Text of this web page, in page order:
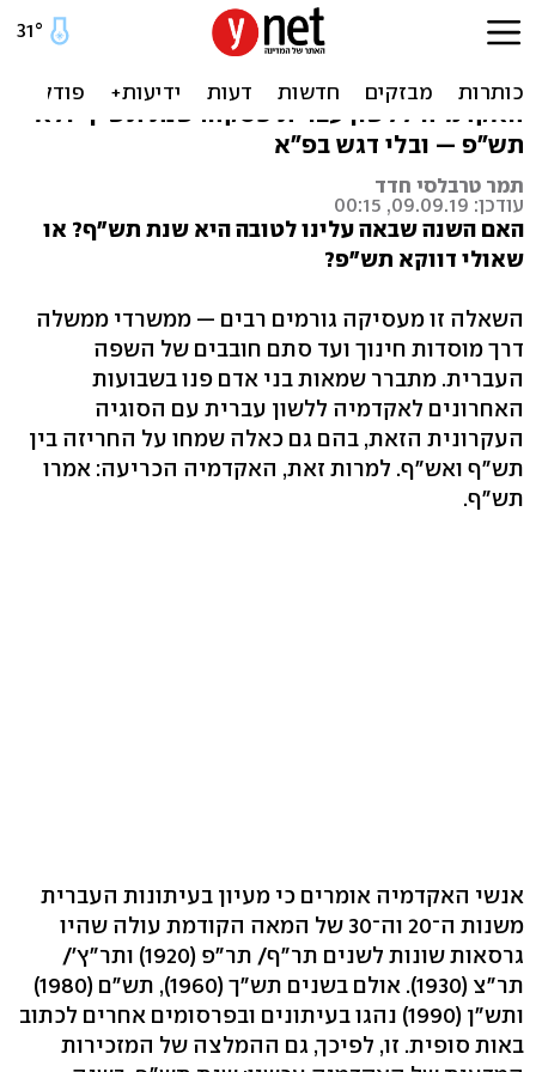
סופית: שנת תש"ף
אחרי שקיבלה מאות פניות בשבועות האחרונים,
האקדמיה ללשון עברית פסקה: שנת תש"ף ולא
תש"פ — ובלי דגש בפ"א
תמר טרבלסי חדד
עודכן: 09.09.19, 00:15
האם השנה שבאה עלינו לטובה היא שנת תש"ף? או
שאולי דווקא תש"פ?
השאלה זו מעסיקה גורמים רבים — ממשרדי ממשלה
דרך מוסדות חינוך ועד סתם חובבים של השפה
העברית. מתברר שמאות בני אדם פנו בשבועות
האחרונים לאקדמיה ללשון עברית עם הסוגיה
העקרונית הזאת, בהם גם כאלה שמחו על החריזה בין
תש"ף ואש"ף. למרות זאת, האקדמיה הכריעה: אמרו
תש"ף.
אנשי האקדמיה אומרים כי מעיון בעיתונות העברית
משנות ה־20 וה־30 של המאה הקודמת עולה שהיו
גרסאות שונות לשנים תר"ף/ תר"פ (1920) ותר"ץ'/
תר"צ (1930). אולם בשנים תש"ך (1960), תש"ם (1980)
ותש"ן (1990) נהגו בעיתונים ובפרסומים אחרים לכתוב
באות סופית. זו, לפיכך, גם ההמלצה של המזכירות